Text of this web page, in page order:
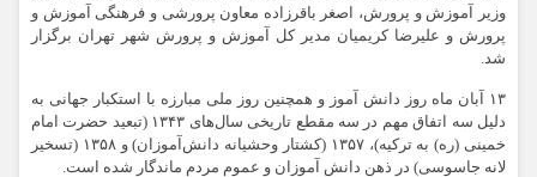
وزیر آموزش و پرورش، اصغر باقرزاده معاون پرورشی و فرهنگی آموزش و
پرورش و علیرضا کریمیان مدیر کل آموزش و پرورش شهر تهران برگزار
شد.
۱۳ آبان ماه روز دانش آموز و همچنین روز ملی مبارزه با استکبار جهانی به
دلیل سه اتفاق مهم در سه مقطع تاریخی سال‌های ۱۳۴۳ (تبعید حضرت امام
خمینی (ره) به ترکیه)، ۱۳۵۷ (کشتار وحشیانه دانش‌آموزان) و ۱۳۵۸ (تسخیر
لانه جاسوسی) در ذهن دانش آموزان و عموم مردم ماندگار شده است.